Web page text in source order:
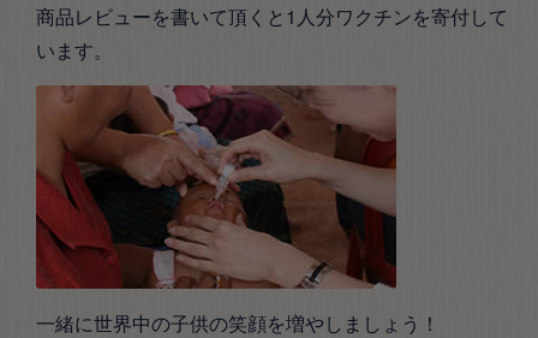
商品レビューを書いて頂くと1人分ワクチンを寄付して
います。
一緒に世界中の子供の笑顔を増やしましょう！